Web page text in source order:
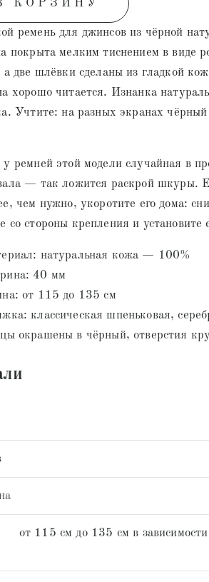
КОРЗИНУ
ремень для джинсов из чёрной
покрыта мелким тиснением в виде
а две шлёвки сделаны из гладкой
хорошо читается. Изнанка
Учтите: на разных экранах
ремней этой модели случайная в
— так ложится раскрой шкуры.
чем нужно, укоротите его дома:
со стороны крепления и установите
натуральная кожа — 100%
40 мм
от 115 до 135 см
классическая шпеньковая,
окрашены в чёрный, отверстия
от 115 см до 135 см в